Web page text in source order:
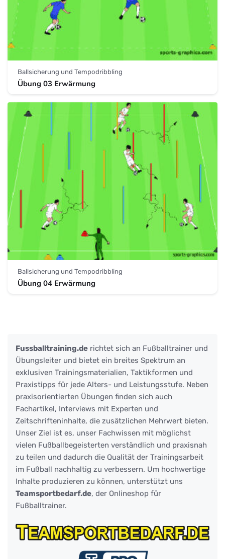
Ballsicherung und Tempodribbling
Übung 03 Erwärmung
Ballsicherung und Tempodribbling
Übung 04 Erwärmung
Fussballtraining.de richtet sich an Fußballtrainer und
Übungsleiter und bietet ein breites Spektrum an
exklusiven Trainingsmaterialien, Taktikformen und
Praxistipps für jede Alters- und Leistungsstufe. Neben
praxisorientierten Übungen finden sich auch
Fachartikel, Interviews mit Experten und
Zeitschrifteninhalte, die zusätzlichen Mehrwert bieten.
Unser Ziel ist es, unser Fachwissen mit möglichst
vielen Fußballbegeisterten verständlich und praxisnah
zu teilen und dadurch die Qualität der Trainingsarbeit
im Fußball nachhaltig zu verbessern. Um hochwertige
Inhalte produzieren zu können, unterstützt uns
Teamsportbedarf.de, der Onlineshop für
Fußballtrainer.